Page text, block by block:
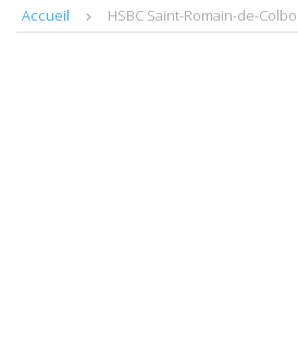
Accueil HSBC Saint-Romain-de-